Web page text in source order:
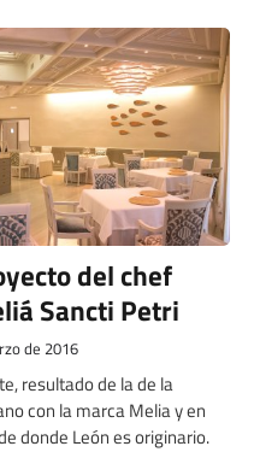
del chef
Sancti Petri
de 2016
resultado de la de la
con la marca Melia y en
donde León es originario.